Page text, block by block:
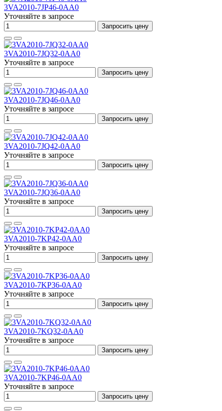
3VA2010-7JP46-0AA0
Уточняйте в запросе
Запросить цену
3VA2010-7JQ32-0AA0
Уточняйте в запросе
Запросить цену
3VA2010-7JQ46-0AA0
Уточняйте в запросе
Запросить цену
3VA2010-7JQ42-0AA0
Уточняйте в запросе
Запросить цену
3VA2010-7JQ36-0AA0
Уточняйте в запросе
Запросить цену
3VA2010-7KP42-0AA0
Уточняйте в запросе
Запросить цену
3VA2010-7KP36-0AA0
Уточняйте в запросе
Запросить цену
3VA2010-7KQ32-0AA0
Уточняйте в запросе
Запросить цену
3VA2010-7KP46-0AA0
Уточняйте в запросе
Запросить цену